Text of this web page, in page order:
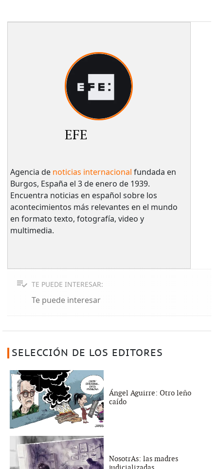
EFE
Agencia de noticias internacional fundada en
Burgos, España el 3 de enero de 1939.
Encuentra noticias en español sobre los
acontecimientos más relevantes en el mundo
en formato texto, fotografía, video y
multimedia.
TE PUEDE INTERESAR:
Te puede interesar
SELECCIÓN DE LOS EDITORES
Ángel Aguirre: Otro leño
caído
NosotrAs: las madres